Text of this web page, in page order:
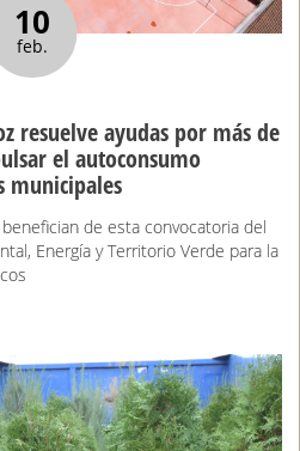
10
feb.
resuelve ayudas por más de
el autoconsumo
municipales
de esta convocatoria del
Energía y Territorio Verde para la